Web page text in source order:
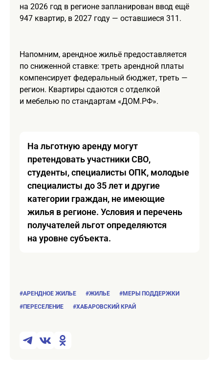
на 2026 год в регионе запланирован ввод ещё
947 квартир, в 2027 году — оставшиеся 311.
Напомним, арендное жильё предоставляется
по сниженной ставке: треть арендной платы
компенсирует федеральный бюджет, треть —
регион. Квартиры сдаются с отделкой
и мебелью по стандартам «ДОМ.РФ».
На льготную аренду могут
претендовать участники СВО,
студенты, специалисты ОПК, молодые
специалисты до 35 лет и другие
категории граждан, не имеющие
жилья в регионе. Условия и перечень
получателей льгот определяются
на уровне субъекта.
#АРЕНДНОЕ ЖИЛЬЕ #ЖИЛЬЕ
#МЕРЫ ПОДДЕРЖКИ
#ПЕРЕСЕЛЕНИЕ
#ХАБАРОВСКИЙ КРАЙ